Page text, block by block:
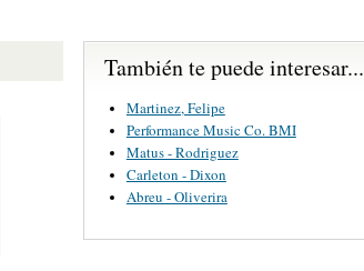
También te puede interesar...
Martinez, Felipe
Performance Music Co. BMI
Matus - Rodriguez
Carleton - Dixon
Abreu - Oliverira